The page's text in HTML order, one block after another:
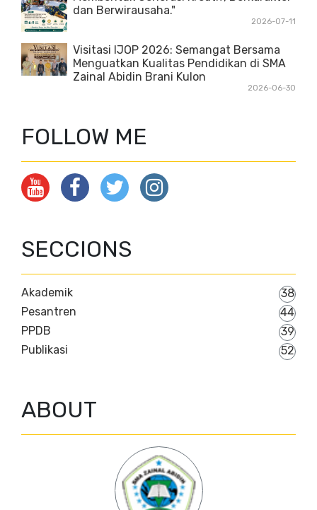
dan Berwirausaha."
2026-07-11
Visitasi IJOP 2026: Semangat Bersama
Menguatkan Kualitas Pendidikan di SMA
Zainal Abidin Brani Kulon
2026-06-30
FOLLOW ME
SECCIONS
Akademik
38
Pesantren
44
PPDB
39
Publikasi
52
ABOUT